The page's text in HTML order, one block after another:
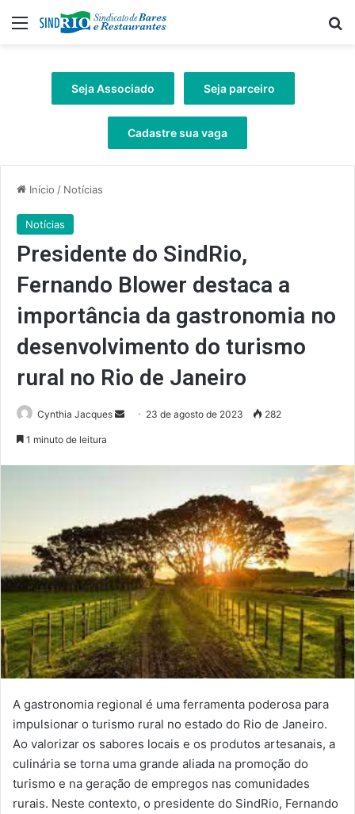
Menu
Seja Associado Seja parceiro
Cadastre sua vaga
Início / Notícias
Notícias
Presidente do SindRio,
Fernando Blower destaca a
importância da gastronomia no
desenvolvimento do turismo
rural no Rio de Janeiro
Cynthia Jacques
Mande23 de agosto de 2023 282
1 minuto de leitura
A gastronomia regional é uma ferramenta poderosa para
impulsionar o turismo rural no estado do Rio de Janeiro.
Ao valorizar os sabores locais e os produtos artesanais, a
culinária se torna uma grande aliada na promoção do
turismo e na geração de empregos nas comunidades
rurais. Neste contexto, o presidente do SindRio, Fernando